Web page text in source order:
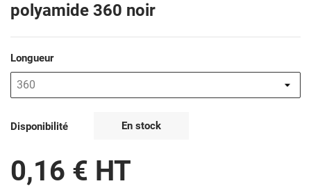
polyamide 360 noir
Longueur
Disponibilité En stock
0,16 € HT